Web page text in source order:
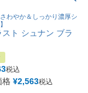
さわやか＆しっかり濃厚シ
スト シュナン ブラ
税込
格 ¥2,563税込